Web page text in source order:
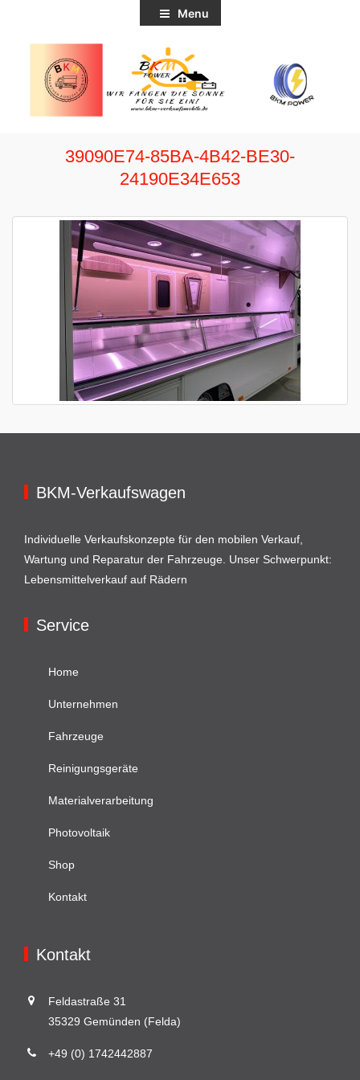
Menu
39090E74-85BA-4B42-BE30-
24190E34E653
BKM-Verkaufswagen
Individuelle Verkaufskonzepte für den mobilen Verkauf,
Wartung und Reparatur der Fahrzeuge. Unser Schwerpunkt:
Lebensmittelverkauf auf Rädern
Service
Home
Unternehmen
Fahrzeuge
Reinigungsgeräte
Materialverarbeitung
Photovoltaik
Shop
Kontakt
Kontakt
Feldastraße 31
35329 Gemünden (Felda)
+49 (0) 1742442887